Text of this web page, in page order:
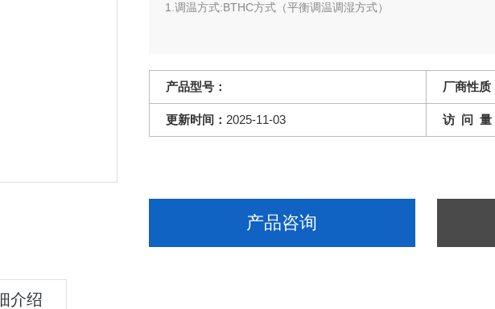
1.调温方式:BTHC方式（平衡调温调湿方式）
3.加热器:镍铬合金电热丝式加热器
产品型号： 厂商性质
更新时间： 2025-11-03 访 问 量
产品咨询
介绍